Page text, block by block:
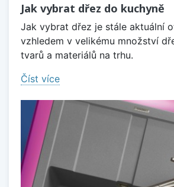
Jak vybrat dřez do kuchyně
Jak vybrat dřez je stále aktuální
vzhledem v velikému množství
tvarů a materiálů na trhu.
Číst více